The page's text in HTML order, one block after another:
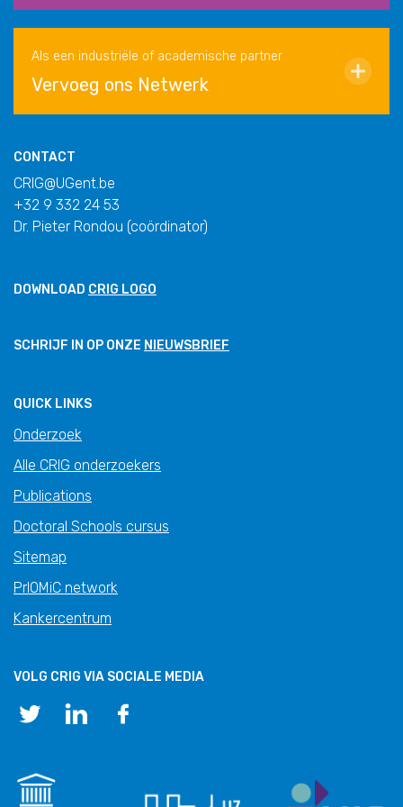
Als een industriële of academische partner
Vervoeg ons Netwerk
CONTACT
CRIG@UGent.be
+32 9 332 24 53
Dr. Pieter Rondou (coördinator)
DOWNLOAD CRIG LOGO
SCHRIJF IN OP ONZE NIEUWSBRIEF
QUICK LINKS
Onderzoek
Alle CRIG onderzoekers
Publications
Doctoral Schools cursus
Sitemap
PrIOMiC network
Kankercentrum
VOLG CRIG VIA SOCIALE MEDIA